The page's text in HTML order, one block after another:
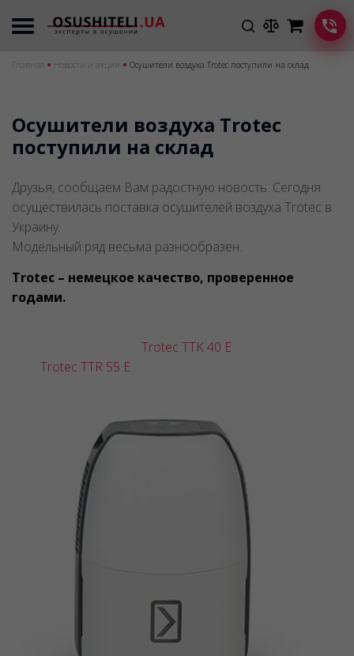
Главная Новости и акции Осушители воздуха Trotec поступили на склад
Осушители воздуха Trotec
поступили на склад
Друзья, сообщаем Вам радостную новость. Сегодня
осуществилась поставка осушителей воздуха Trotec в
Украину.
Модельный ряд весьма разнообразен.
Trotec – немецкое качество, проверенное
годами.
Trotec TTK 40 E
Trotec TTR 55 E